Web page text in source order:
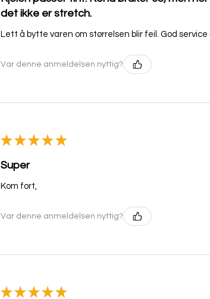
det ikke er stretch.
Lett å bytte varen om størrelsen blir feil. God
Var denne anmeldelsen nyttig?
★ ★ ★ ★ ★
Super
Kom fort,
Var denne anmeldelsen nyttig?
★ ★ ★ ★ ★